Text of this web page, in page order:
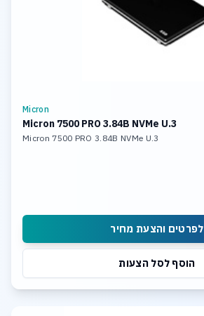
Micron
Micron 7500 PRO 3.84B NVMe U.3
Micron 7500 PRO 3.84B NVMe U.3
לפרטים והצעת מחיר
הוסף לסל הצעות